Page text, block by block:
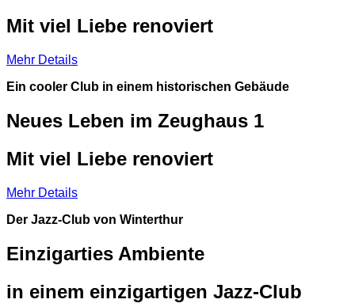
Mit viel Liebe renoviert
Mehr Details
Ein cooler Club in einem historischen Gebäude
Neues Leben im Zeughaus 1
Mit viel Liebe renoviert
Mehr Details
Der Jazz-Club von Winterthur
Einzigarties Ambiente
in einem einzigartigen Jazz-Club